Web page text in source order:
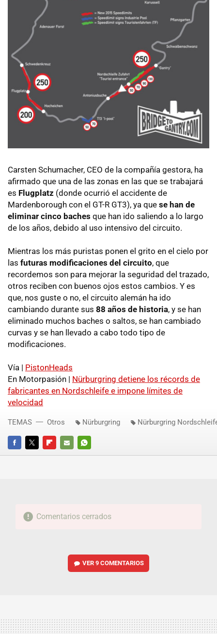
Carsten Schumacher, CEO de la compañía gestora, ha
afirmado que una de las zonas en las que se trabajará
es Flugplatz (donde ocurrió el accidente de
Mardenborough con el GT-R GT3), ya que se han de
eliminar cinco baches que han ido saliendo a lo largo
de los años, debido al uso intensivo del circuito.
Mientras los más puristas ponen el grito en el cielo por
las futuras modificaciones del circuito, que
recordemos son para mejorar la seguridad del trazado,
otros reciben con buenos ojos estos cambios. Y es
que, nos guste o no, el circuito alemán ha ido
cambiando durante sus 88 años de historia, y se han
eliminado muchos baches o saltos, se han cambiado
curvas y se han llevado a cabo todo tipo de
modificaciones.
Vía | PistonHeads
En Motorpasión | Nürburgring detiene los récords de
fabricantes en Nordschleife e impone límites de
velocidad
FACEBOOKTWITTERFLIPBOARD
E-
WHATSAPP
TEMAS Otros Nürburgring Nürburgring
Comentarios cerrados
VER9 COMENTARIOS